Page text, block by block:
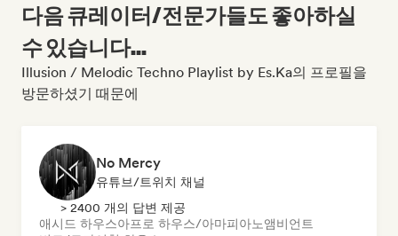
다음 큐레이터/전문가들도 좋아하실
수 있습니다...
Illusion / Melodic Techno Playlist by Es.Ka의 프로필을
방문하셨기 때문에
No Mercy
유튜브/트위치 채널
> 2400 개의 답변 제공
애시드 하우스아프로 하우스/아마피아노앰비언트